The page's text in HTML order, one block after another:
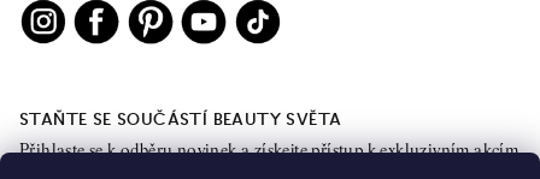
STAŇTE SE SOUČÁSTÍ BEAUTY SVĚTA
Přihlaste se k odběru novinek a získejte přístup k exkluzivním akcím